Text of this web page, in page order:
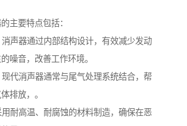
主要特点包括：
声器通过内部结构设计，有效减少发动
噪音，改善工作环境。
代消声器通常与尾气处理系统结合，帮
排放，。
耐高温、耐腐蚀的材料制造，确保在恶